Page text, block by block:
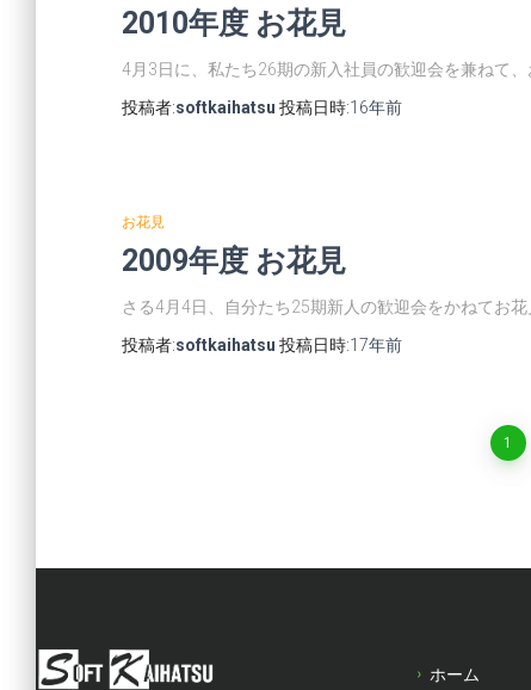
2010年度 お花見
4月3日に、私たち26期の新入社員の歓迎会を兼ねて
投稿者:softkaihatsu 投稿日時:16年前
お花見
2009年度 お花見
さる4月4日、自分たち25期新人の歓迎会をかねてお
投稿者:softkaihatsu 投稿日時:17年前
ペ
1
ホーム